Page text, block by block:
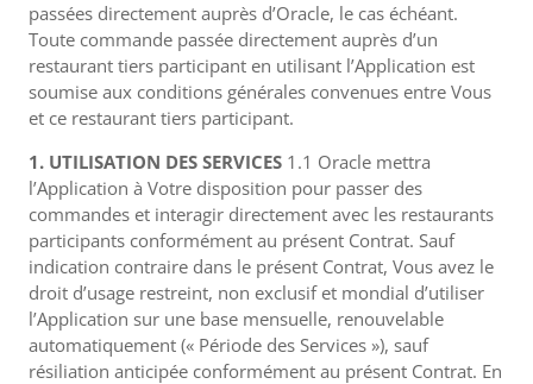
passées directement auprès d’Oracle, le cas échéant.
Toute commande passée directement auprès d’un
restaurant tiers participant en utilisant l’Application est
soumise aux conditions générales convenues entre Vous
et ce restaurant tiers participant.
1. UTILISATION DES SERVICES 1.1 Oracle mettra
l’Application à Votre disposition pour passer des
commandes et interagir directement avec les restaurants
participants conformément au présent Contrat. Sauf
indication contraire dans le présent Contrat, Vous avez le
droit d’usage restreint, non exclusif et mondial d’utiliser
l’Application sur une base mensuelle, renouvelable
automatiquement (« Période des Services »), sauf
résiliation anticipée conformément au présent Contrat. En